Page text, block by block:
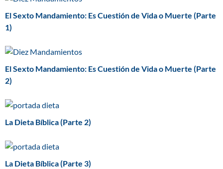
El Sexto Mandamiento: Es Cuestión de Vida o Muerte (Parte
1)
El Sexto Mandamiento: Es Cuestión de Vida o Muerte (Parte
2)
La Dieta Bíblica (Parte 2)
La Dieta Bíblica (Parte 3)